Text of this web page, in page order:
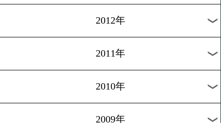
2020年
2019年